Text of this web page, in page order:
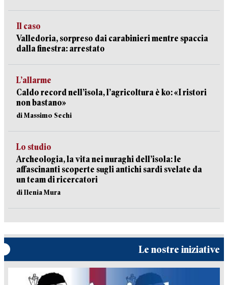
Il caso
Valledoria, sorpreso dai carabinieri mentre spaccia
dalla finestra: arrestato
L’allarme
Caldo record nell’isola, l’agricoltura è ko: «I ristori
non bastano»
di Massimo Sechi
Lo studio
Archeologia, la vita nei nuraghi dell’isola: le
affascinanti scoperte sugli antichi sardi svelate da
un team di ricercatori
di Ilenia Mura
Le nostre iniziative